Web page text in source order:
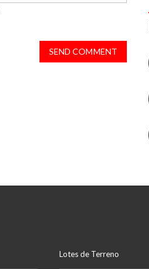
SEND COMMENT
Lotes de Terreno